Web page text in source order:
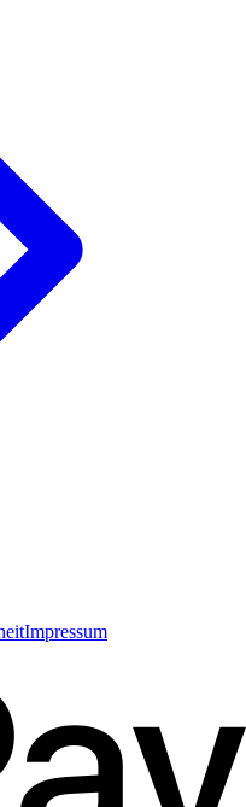
Impressum